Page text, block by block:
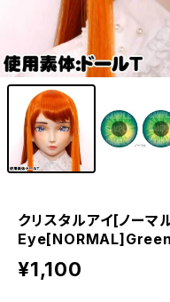
クリスタルアイ[ノー
Eye[NORMAL]Green
¥1,100